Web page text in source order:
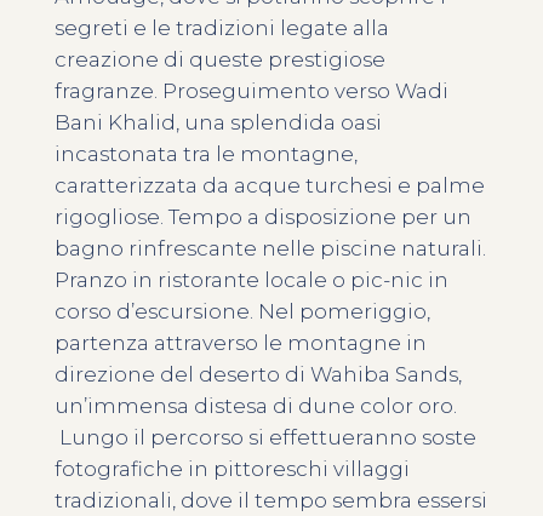
segreti e le tradizioni legate alla
creazione di queste prestigiose
fragranze. Proseguimento verso Wadi
Bani Khalid, una splendida oasi
incastonata tra le montagne,
caratterizzata da acque turchesi e palme
rigogliose. Tempo a disposizione per un
bagno rinfrescante nelle piscine naturali.
Pranzo in ristorante locale o pic-nic in
corso d’escursione. Nel pomeriggio,
partenza attraverso le montagne in
direzione del deserto di Wahiba Sands,
un’immensa distesa di dune color oro.
Lungo il percorso si effettueranno soste
fotografiche in pittoreschi villaggi
tradizionali, dove il tempo sembra essersi